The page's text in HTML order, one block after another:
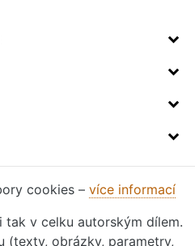
cookies – více informací
tak v celku autorským dílem.
(texty, obrázky, parametry,